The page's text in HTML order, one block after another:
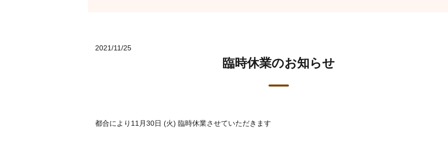
2021/11/25
臨時休業のお知らせ
都合により11月30日 (火) 臨時休業させていただきます